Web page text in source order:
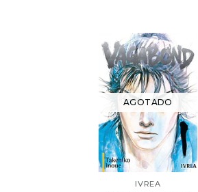
AGOTADO
IVREA